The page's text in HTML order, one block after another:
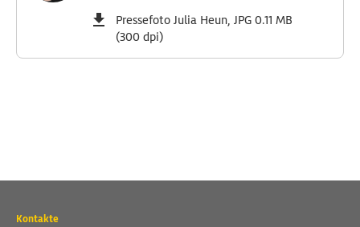
Pressefoto Julia Heun, JPG 0.11 MB
(300 dpi)
Wichtige
Kontakte